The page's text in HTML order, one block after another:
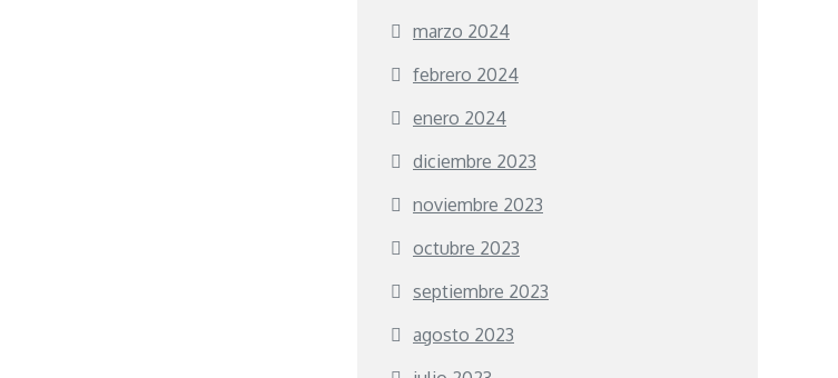
marzo 2024
febrero 2024
enero 2024
diciembre 2023
noviembre 2023
octubre 2023
septiembre 2023
agosto 2023